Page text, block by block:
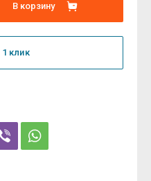
В корзину
1 клик